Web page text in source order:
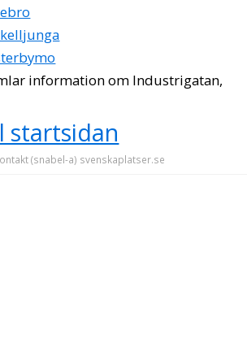
information om Industrigatan,
startsidan
(snabel-a) svenskaplatser.se